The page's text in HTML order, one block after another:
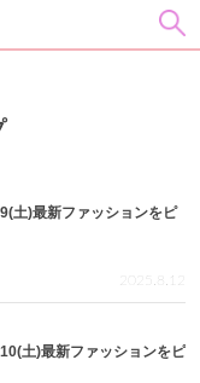
土)最新ファッションをピ
2025.8.12
土)最新ファッションをピ